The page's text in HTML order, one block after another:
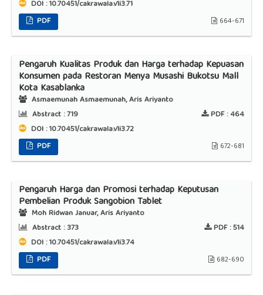
DOI : 10.70451/cakrawala.v1i3.71
PDF
664-671
Pengaruh Kualitas Produk dan Harga terhadap Kepuasan
Konsumen pada Restoran Menya Musashi Bukotsu Mall
Kota Kasablanka
Asmaemunah Asmaemunah, Aris Ariyanto
Abstract :719 PDF :464
DOI : 10.70451/cakrawala.v1i3.72
PDF
672-681
Pengaruh Harga dan Promosi terhadap Keputusan
Pembelian Produk Sangobion Tablet
Moh Ridwan Januar, Aris Ariyanto
Abstract :373 PDF :514
DOI : 10.70451/cakrawala.v1i3.74
PDF
682-690